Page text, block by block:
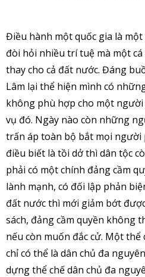
Điều hành một quốc gia là
đòi hỏi nhiều trí tuệ mà một
thay cho cả đất nước. Đáng
Lâm lại thể hiện mình có
không phù hợp cho một
vụ đó. Ngày nào còn những
trấn áp toàn bộ bắt mọi
điều biết là tồi dở thì dân tộc
phải có một chính đảng cầm
lành mạnh, có đối lập phản
đất nước thì mới giảm bớt
sách, đảng cầm quyền không
nếu còn muốn đắc cử. Một
chỉ có thể là dân chủ đa
dựng thể chế dân chủ đa